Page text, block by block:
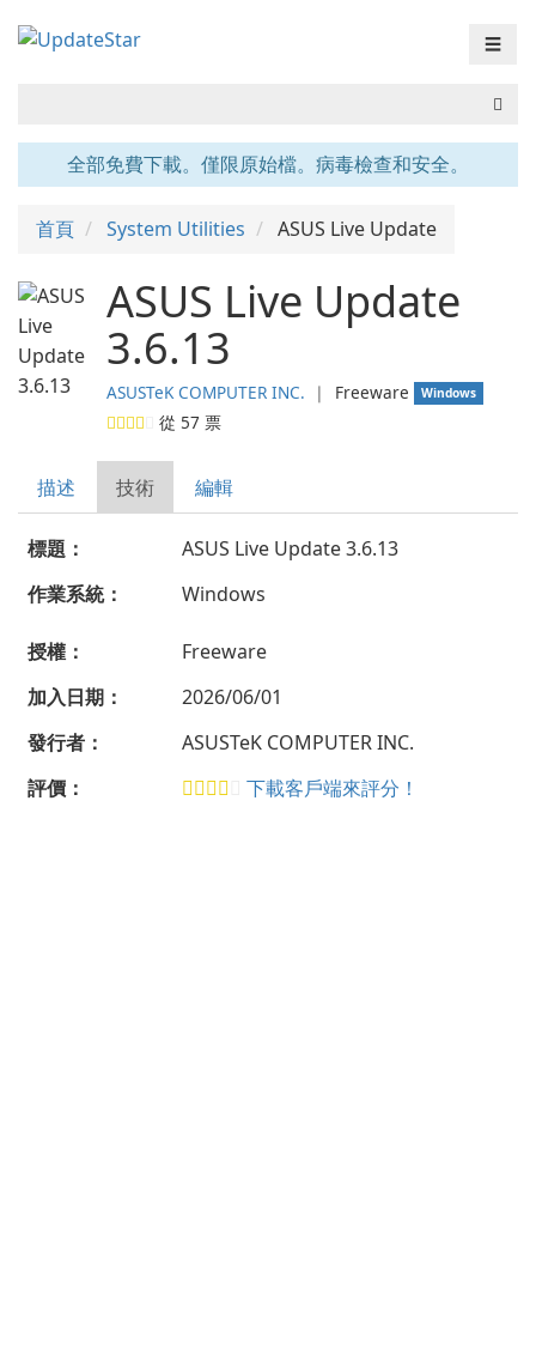
☰
全部免費下載。僅限原始檔。病毒檢查和安全。
首頁 System Utilities ASUS Live Update
ASUS Live Update
3.6.13
ASUSTeK COMPUTER INC. ❘ Freeware Windows
從 57 票
描述 技術 編輯
標題：
ASUS Live Update 3.6.13
作業系統：
Windows
授權：
Freeware
加入日期：
2026/06/01
發行者：
ASUSTeK COMPUTER INC.
評價：
下載客戶端來評分！